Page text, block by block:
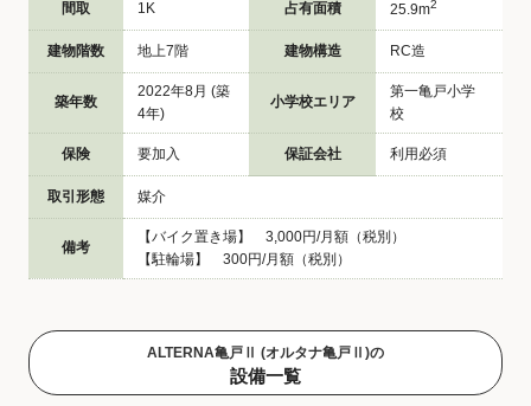
間取 1K 占有面積 25.9m2
建物階数 地上7階 建物構造 RC造
築年数
2022年8月 (築
4年)
小学校エリア
第一亀戸小学
校
保険 要加入 保証会社 利用必須
取引形態 媒介
備考
【バイク置き場】 3,000円/月額（税別）
【駐輪場】 300円/月額（税別）
ALTERNA亀戸Ⅱ (オルタナ亀戸Ⅱ)の
設備一覧